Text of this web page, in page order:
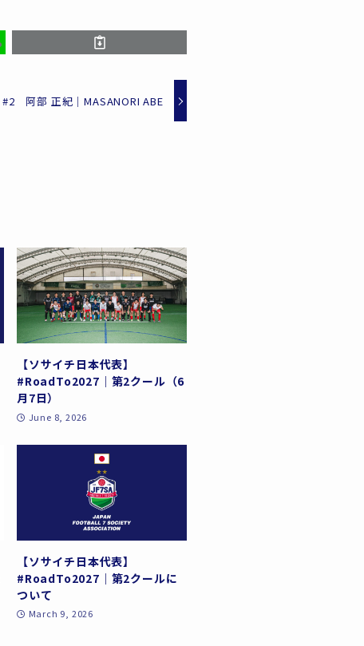
#2 阿部 正紀｜MASANORI ABE
【ソサイチ日本代表】
#RoadTo2027｜第2クール（6
月7日）
June 8, 2026
【ソサイチ日本代表】
#RoadTo2027｜第2クールに
ついて
March 9, 2026